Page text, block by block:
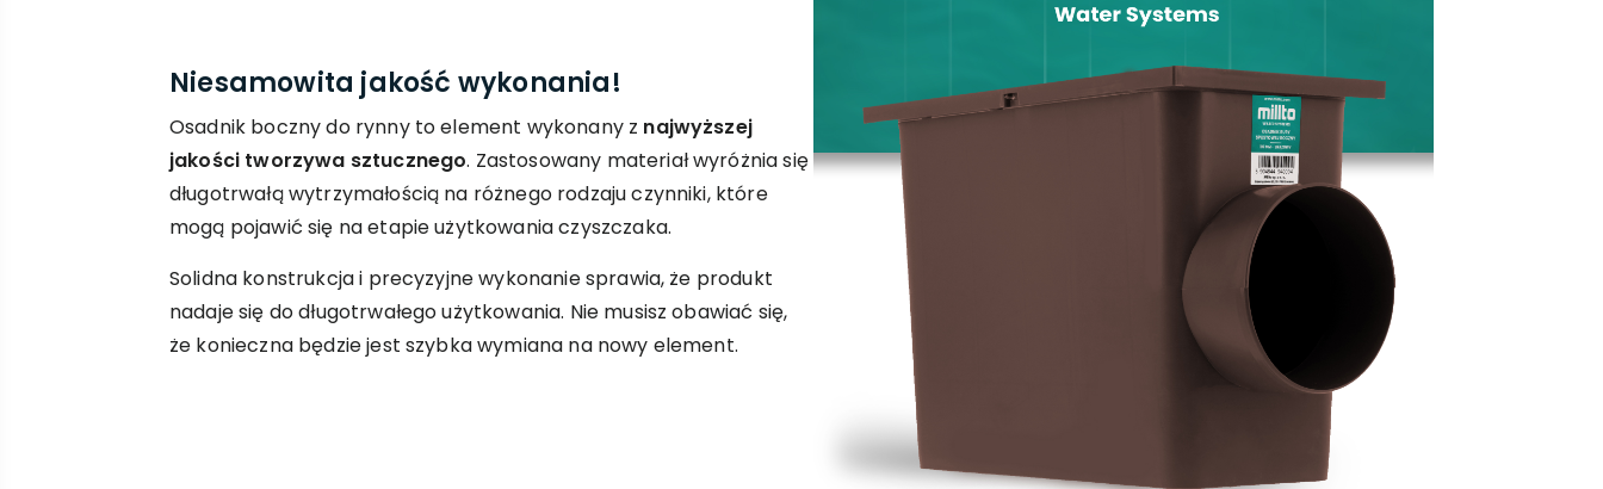
Niesamowita jakość wykonania!
Osadnik boczny do rynny to element wykonany z najwyższej
jakości tworzywa sztucznego. Zastosowany materiał wyróżnia się
długotrwałą wytrzymałością na różnego rodzaju czynniki, które
mogą pojawić się na etapie użytkowania czyszczaka.
Solidna konstrukcja i precyzyjne wykonanie sprawia, że produkt
nadaje się do długotrwałego użytkowania. Nie musisz obawiać się,
że konieczna będzie jest szybka wymiana na nowy element.